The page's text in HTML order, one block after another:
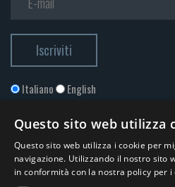
Italiano English
Questo sito web utilizza
Questo sito web utilizza i cookie per
navigazione. Utilizzando il nostro sito
in conformità con la nostra policy per i